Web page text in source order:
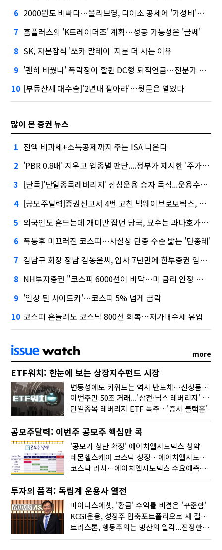
6 2000원도 비싸다…올리브영, 다이소 공세에 '가성비'로 맞불
7 홈플러스의 'K트레이더조' 계획…성공 가능성은 '글쎄'
8 SK, 자본잠식 '쏘카 말레이' 지분 더 사는 이유
9 '괜히 바꿨나' 폭락장이 할퀸 DC형 퇴직연금…전문가 조언은
10 [부동산세 대수술]'2년내 팔아라'…뒷문은 열었다
많이 본 증권 뉴스
1 전액 비과세+소득공제까지 주는 ISA 나온다
2 'PBR 0.8배' 지우고 업종별 판단....정부가 제시한 '주가 누르기' 방지법
3 [단독]'단일종목레버리지' 삼성운용 승자 독식...운용수익 미래에셋의 6배
4 [공모주달력]증권신고서 4번 고친 빅웨이브로보틱스, 수요예측
5 외국인도 흔드는데 개미만 잡던 당국, 묘수는 과다호가부담금?
6 폭등후 미끄러진 코스피…사실상 단종 수순 밟는 '단종레'
7 김남구 회장 장남 김동윤씨, 입사 7년만에 한투증권 임원 승진
8 NH투자증권 "코스피 6000선이 바닥…미 금리 안정 후 추가 회복"
9 '일상 된 사이드카'…코스피 5% 넘게 급락
10 코스피 흔들려도 코스닥 800선 회복…저가매수세 유입
more
ETF워치: 한눈에 보는 상장지수펀드 시장
변동성에도 키워드는 역시 반도체…신상품은 우주·방산
이번주만 50조 거래...'삼전·닉스 레버리지' 수익률은 -30%
단일종목 레버리지 ETF 독주…'증시 블랙홀'
공모주달력: 이번주 공모주 핵심만 콕
'공모가 상단 확정' 에이치엘지노믹스 청약
레몬헬스케어 코스닥 상장…에이치엘지노믹스 수요예측
코스닥 러시…에이치엘지노믹스 수요예측·레메디 청약
투자의 품격: 독립계 운용사 열전
마이다스에셋, '황금' 수익률 비결은 '꾸준함'
KCGI운용, 성장주 압축포트폴리오로 새 길을 그리다
트러스톤, 행동주의는 빙산의 일각...진정한 힘은 '주식형 강자'